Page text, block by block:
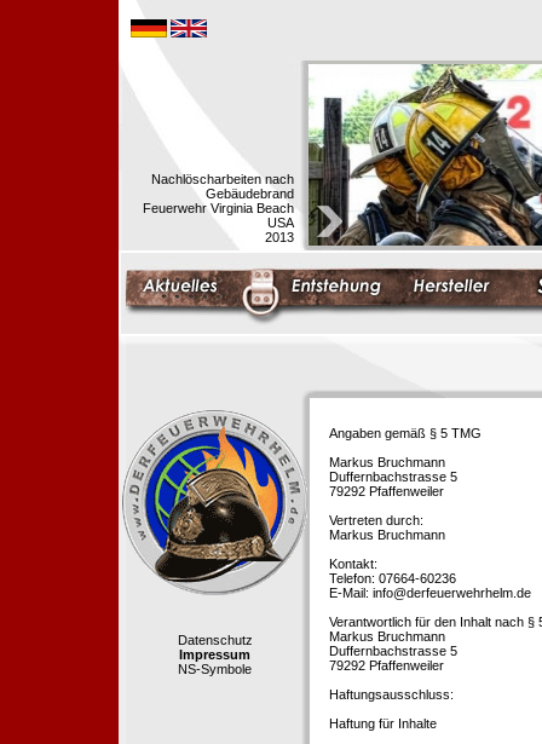
Nachlöscharbeiten nach
Gebäudebrand
Feuerwehr Virginia Beach
USA
2013
Datenschutz
Impressum
NS-Symbole
Angaben gemäß § 5 TMG
Markus Bruchmann
Duffernbachstrasse 5
79292 Pfaffenweiler
Vertreten durch:
Markus Bruchmann
Kontakt:
Telefon: 07664-60236
E-Mail: info@derfeuerwehrhelm.de
Verantwortlich für den Inhalt nach §
Markus Bruchmann
Duffernbachstrasse 5
79292 Pfaffenweiler
Haftungsausschluss:
Haftung für Inhalte